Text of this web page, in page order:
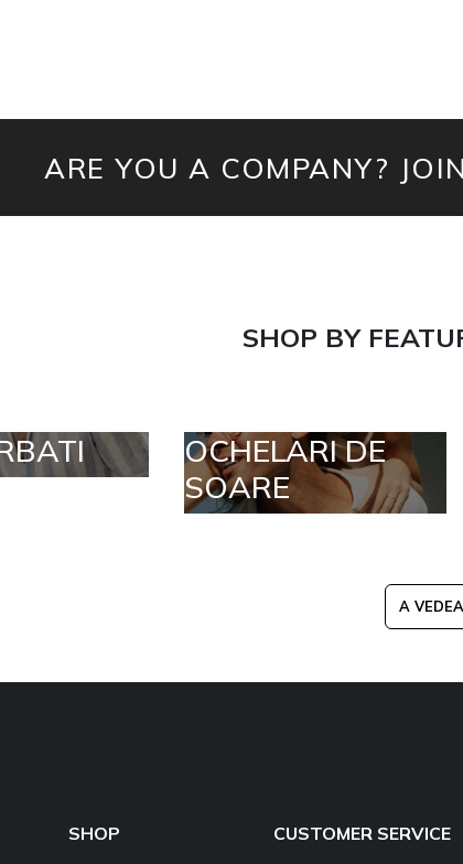
ARE YOU A COMPANY?
SHOP BY
OCHELARI DE
SOARE
A
SHOP CUSTOMER SERVICE